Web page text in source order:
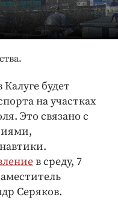
будет
на участках
Это связано с
в среду, 7
Серяков.